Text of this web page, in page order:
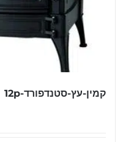
קמין-עץ-סטנדפורד-12p